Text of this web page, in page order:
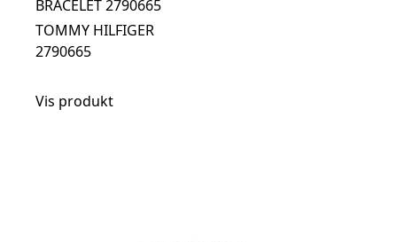
BRACELET 2790665
TOMMY HILFIGER
2790665
Vis produkt